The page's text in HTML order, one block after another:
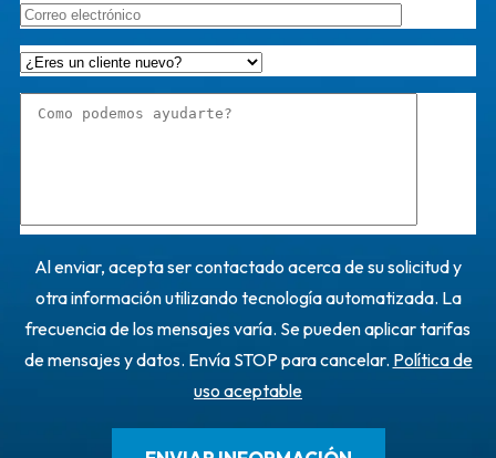
Al enviar, acepta ser contactado acerca de su solicitud y
otra información utilizando tecnología automatizada. La
frecuencia de los mensajes varía. Se pueden aplicar tarifas
de mensajes y datos. Envía STOP para cancelar. Política de
uso aceptable